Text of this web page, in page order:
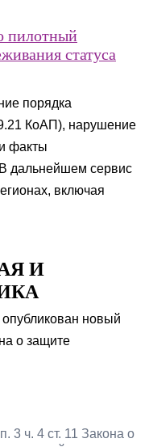
пилотный
статуса
порядка
КоАП), нарушение
факты
дальнейшем сервис
включая
И
новый
о защите
3 ч. 4 ст. 11 Закона о